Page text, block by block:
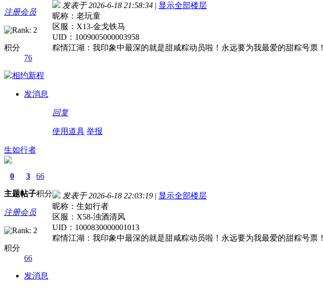
注册会员
积分
76
发消息
发表于 2026-6-18 21:58:34 | 显示全部楼层
昵称：老玩童
区服：X13-金戈铁马
UID：1009005000003958
粽情江湖：我印象中最深的就是甜咸粽动员啦！永远要为我最爱的甜粽号票！
回复
使用道具 举报
生如行者
0
主题
3
帖子
66
积分
注册会员
积分
66
发消息
发表于 2026-6-18 22:03:19 | 显示全部楼层
昵称：生如行者
区服：X58-浊酒清风
UID：1000830000001013
粽情江湖：我印象中最深的就是甜咸粽动员啦！永远要为我最爱的甜粽号票！